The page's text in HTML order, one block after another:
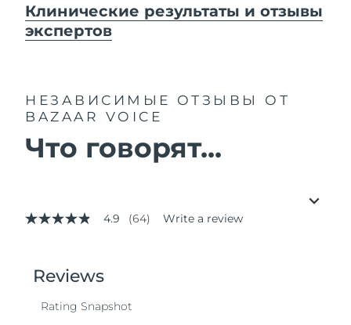
Клинические результаты и отзывы
экспертов
НЕЗАВИСИМЫЕ ОТЗЫВЫ
ОТ
BAZAAR VOICE
Что говорят...
4.9
stars,
average
value.
4.9 (64) Write a review